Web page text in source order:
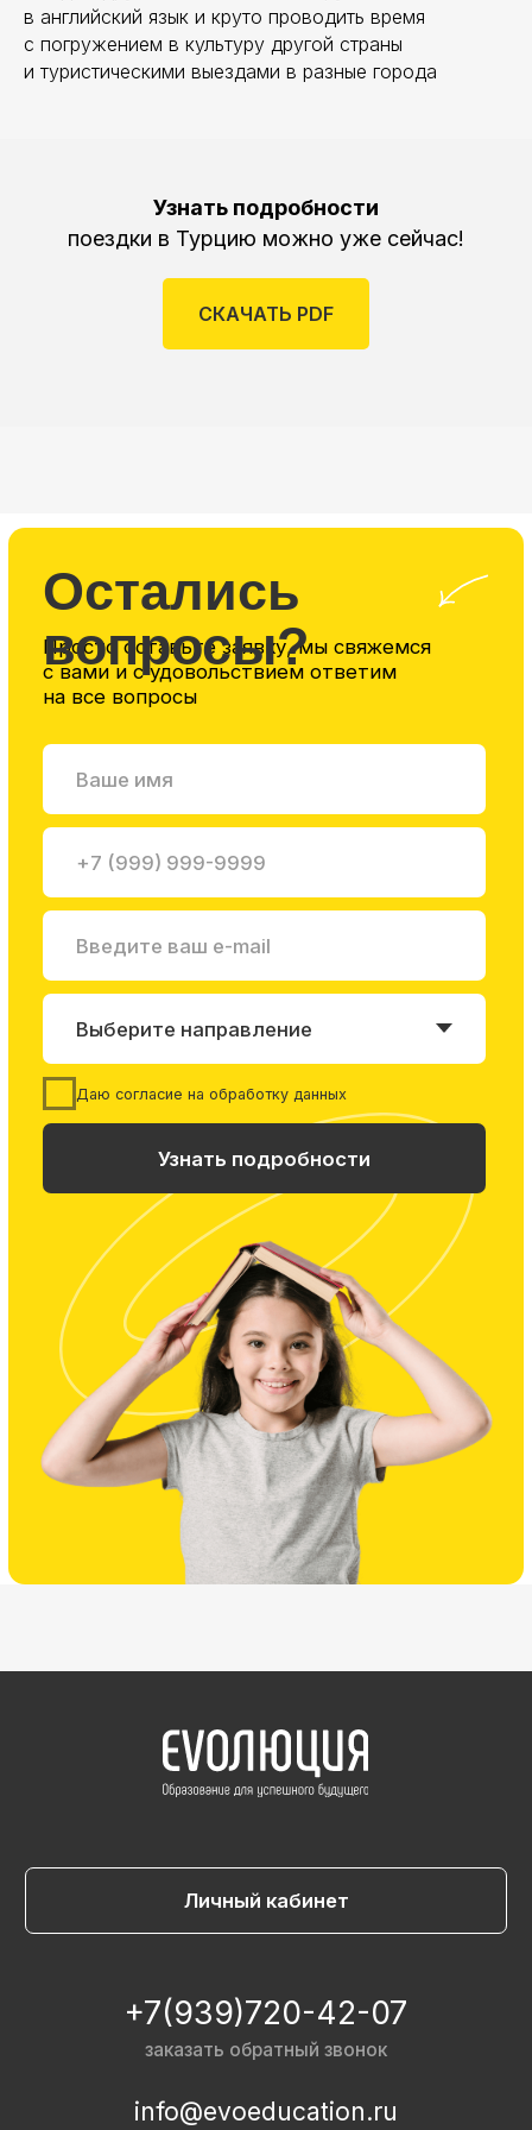
в английский язык и круто проводить время
с погружением в культуру другой страны
и туристическими выездами в разные города
Узнать подробности
поездки в Турцию можно уже сейчас!
СКАЧАТЬ PDF
Даю согласие на обработку данных
Узнать подробности
info@evoeducation.ru
+7(939)720-42-07
заказать обратный звонок
Договор на образовательную деятельность
Политика конфеденциальности
Личный кабинет